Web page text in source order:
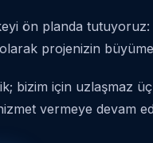
ön planda tutuyoruz:
olarak projenizin
bizim için uzlaşmaz
vermeye devam